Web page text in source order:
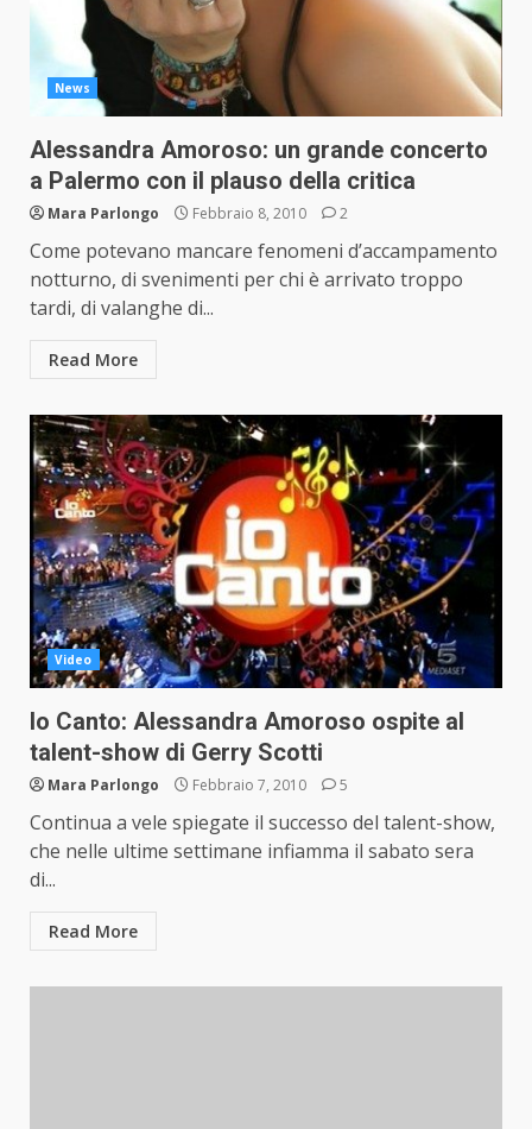
News
Alessandra Amoroso: un grande concerto
a Palermo con il plauso della critica
Mara Parlongo Febbraio 8, 2010 2
Come potevano mancare fenomeni d’accampamento
notturno, di svenimenti per chi è arrivato troppo
tardi, di valanghe di...
Read More
Video
Io Canto: Alessandra Amoroso ospite al
talent-show di Gerry Scotti
Mara Parlongo Febbraio 7, 2010 5
Continua a vele spiegate il successo del talent-show,
che nelle ultime settimane infiamma il sabato sera
di...
Read More